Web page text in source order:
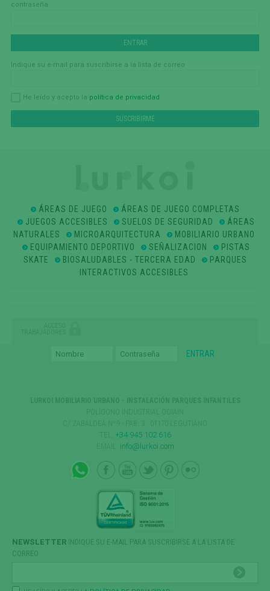
contraseña
Indique su e-mail para suscribirse a la lista de correo
He leído y acepto la política de privacidad
ÁREAS DE JUEGO
ÁREAS DE JUEGO COMPLETAS
JUEGOS ACCESIBLES
SUELOS DE SEGURIDAD
ÁREAS
NATURALES
MICROARQUITECTURA
MOBILIARIO URBANO
EQUIPAMIENTO DEPORTIVO
SEÑALIZACION
PISTAS
SKATE
BIOSALUDABLES - TERCERA EDAD
PARQUES
INTERACTIVOS ACCESIBLES
ACCESO
TRABAJADORES
+34 945 102 616
info@lurkoi.com
NEWSLETTER INDIQUE SU E-MAIL PARA SUSCRIBIRSE A LA LISTA DE
CORREO